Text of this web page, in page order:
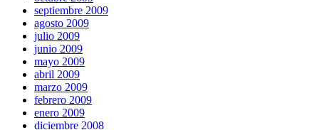
septiembre 2009
agosto 2009
julio 2009
junio 2009
mayo 2009
abril 2009
marzo 2009
febrero 2009
enero 2009
diciembre 2008